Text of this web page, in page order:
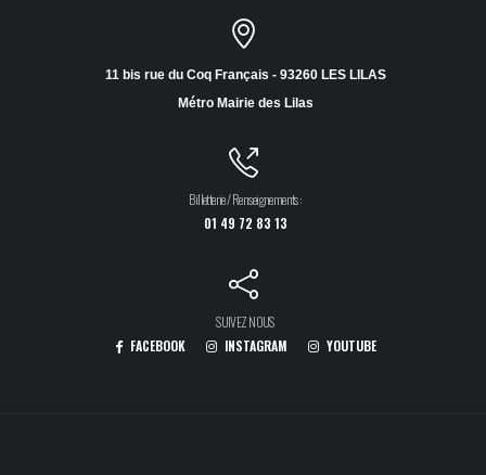
11 bis rue du Coq Français - 93260 LES LILAS
Métro Mairie des Lilas
Billetterie / Renseignements :
01 49 72 83 13
SUIVEZ NOUS
FACEBOOK
INSTAGRAM YOUTUBE